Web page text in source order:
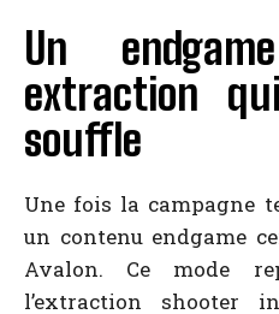
Un
extraction
souffle
Une fois la campagne
un contenu endgame
Avalon. Ce mode
l’extraction shooter